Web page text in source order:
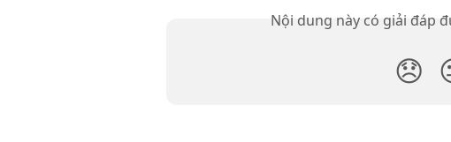
Nội dung này có giải đáp
😞